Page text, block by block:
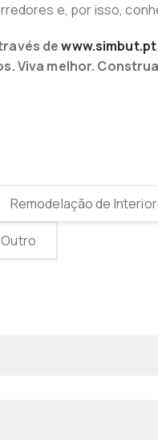
e, por isso,
dewww.simbut.pt
Viva melhor.
Remodelação de Interior
Outro